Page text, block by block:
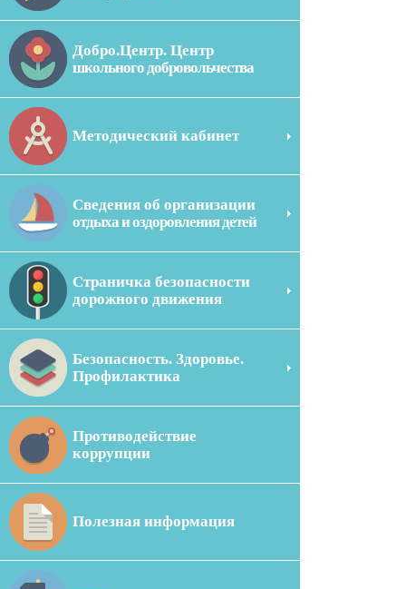
Добро.Центр. Центр
школьного добровольчества
Методический кабинет
Сведения об организации
отдыха и оздоровления детей
Страничка безопасности
дорожного движения
Безопасность. Здоровье.
Профилактика
Противодействие
коррупции
Полезная информация